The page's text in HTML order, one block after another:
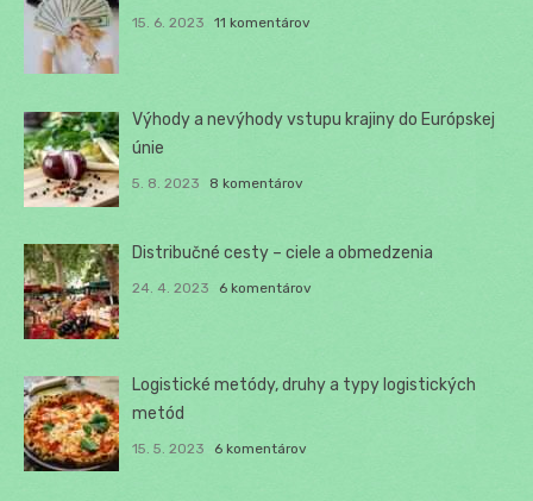
15. 6. 2023 11 komentárov
Výhody a nevýhody vstupu krajiny do Európskej
únie
5. 8. 2023 8 komentárov
Distribučné cesty – ciele a obmedzenia
24. 4. 2023 6 komentárov
Logistické metódy, druhy a typy logistických
metód
15. 5. 2023 6 komentárov